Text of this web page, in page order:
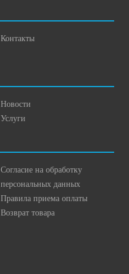
Контакты
Новости
Услуги
Согласие на обработку
персональных данных
Правила приема оплаты
Возврат товара